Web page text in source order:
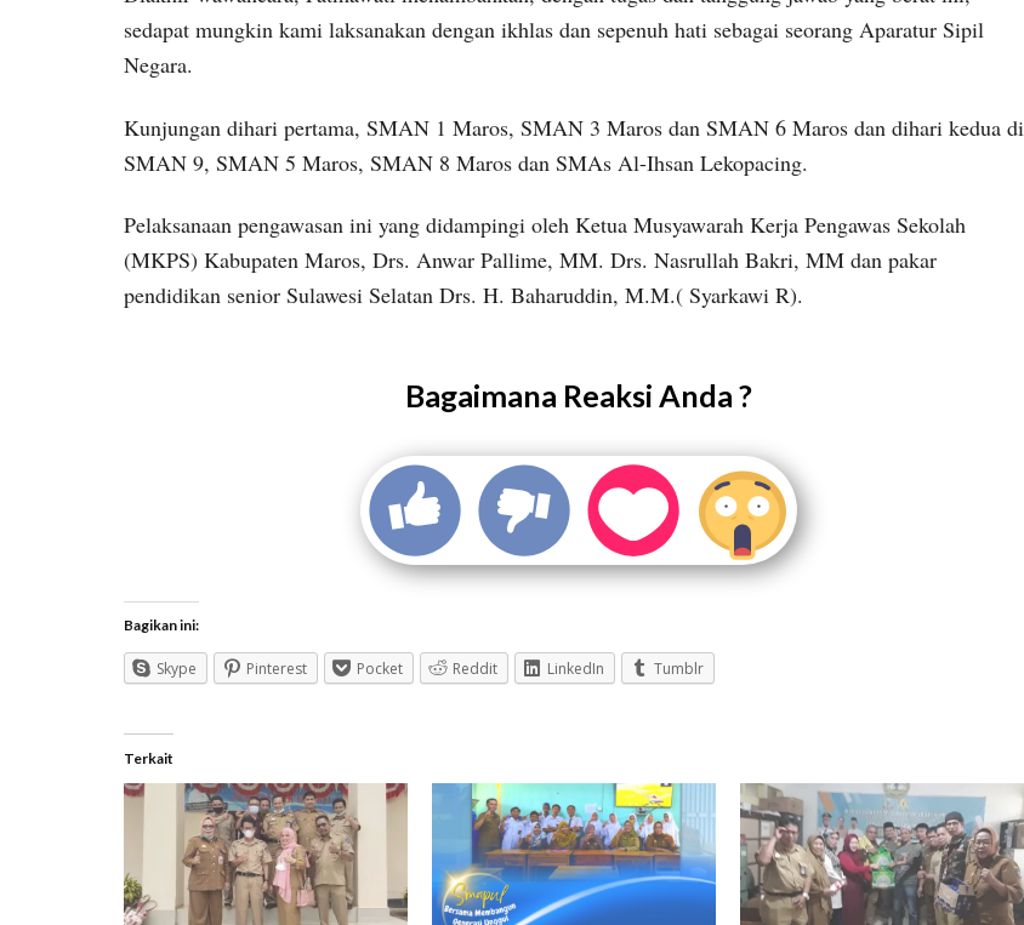
sedapat mungkin kami laksanakan dengan ikhlas dan sepenuh hati sebagai seorang Aparatur Sipil
Negara.
Kunjungan dihari pertama, SMAN 1 Maros, SMAN 3 Maros dan SMAN 6 Maros dan dihari kedua di
SMAN 9, SMAN 5 Maros, SMAN 8 Maros dan SMAs Al-Ihsan Lekopacing.
Pelaksanaan pengawasan ini yang didampingi oleh Ketua Musyawarah Kerja Pengawas Sekolah
(MKPS) Kabupaten Maros, Drs. Anwar Pallime, MM. Drs. Nasrullah Bakri, MM dan pakar
pendidikan senior Sulawesi Selatan Drs. H. Baharuddin, M.M.( Syarkawi R).
Bagaimana Reaksi Anda ?
Bagikan ini:
Skype Pinterest Pocket Reddit LinkedIn Tumblr
Terkait